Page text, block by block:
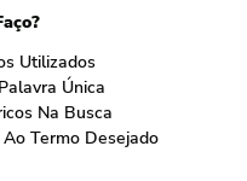
Utilizados
Única
Na Busca
Termo Desejado